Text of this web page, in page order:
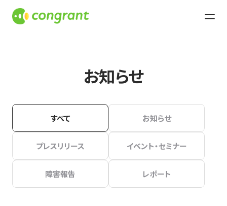
お知らせ
すべて お知らせ
プレスリリース イベント・セミナー
障害報告 レポート